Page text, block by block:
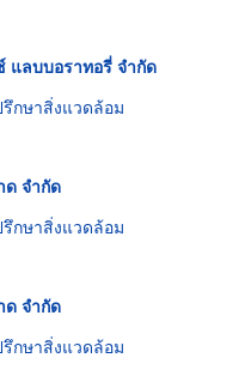
แลบบอราทอรี่ จำกัด
กษาสิ่งแวดล้อม
ด จำกัด
กษาสิ่งแวดล้อม
ด จำกัด
กษาสิ่งแวดล้อม